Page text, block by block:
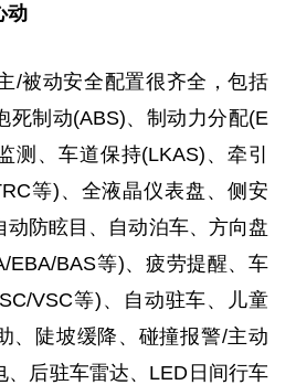
动
/被动安全配置很齐全，包括
死制动(ABS)、制动力分配(E
测、车道保持(LKAS)、牵引
等)、全液晶仪表盘、侧安
动防眩目、自动泊车、方向盘
EBA/BAS等)、疲劳提醒、车
VSC等)、自动驻车、儿童
、陡坡缓降、碰撞报警/主动
、后驻车雷达、LED日间行车